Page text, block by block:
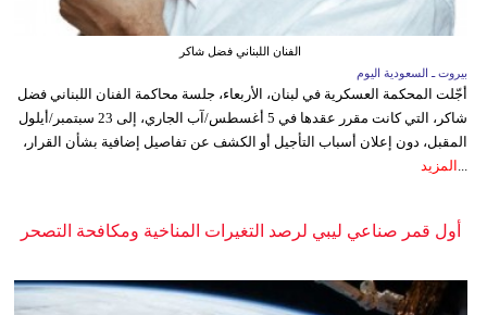
الفنان اللبناني فضل شاكر
بيروت ـ السعودية اليوم
أجّلت المحكمة العسكرية في لبنان، الأربعاء، جلسة محاكمة الفنان اللبناني فضل
شاكر، التي كانت مقرر عقدها في 5 أغسطس/آب الجاري، إلى 23 سبتمبر/أيلول
المقبل، دون إعلان أسباب التأجيل أو الكشف عن تفاصيل إضافية بشأن القرار،
المزيد
أول قمر صناعي ليبي لرصد التغيرات المناخية ومكافحة التصحر